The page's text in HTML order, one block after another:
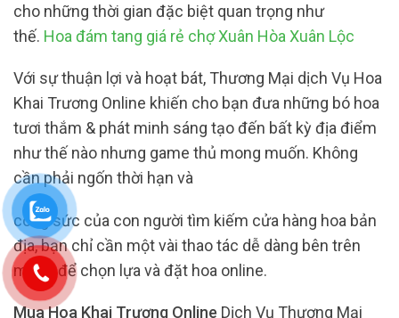
cho những thời gian đặc biệt quan trọng như
thế. Hoa đám tang giá rẻ chợ Xuân Hòa Xuân Lộc
Với sự thuận lợi và hoạt bát, Thương Mại dịch Vụ Hoa
Khai Trương Online khiến cho bạn đưa những bó hoa
tươi thắm & phát minh sáng tạo đến bất kỳ địa điểm
như thế nào nhưng game thủ mong muốn. Không
cần phải ngốn thời hạn và
công sức của con người tìm kiếm cửa hàng hoa bản
địa, bạn chỉ cần một vài thao tác dễ dàng bên trên
mạng để chọn lựa và đặt hoa online.
Mua Hoa Khai Trương Online Dịch Vụ Thương Mại